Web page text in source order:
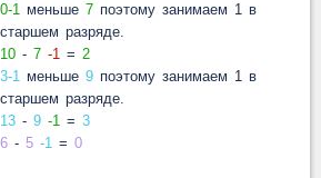
0-1 меньше 7 поэтому занимаем 1 в
старшем разряде.
10 - 7 -1 = 2
3-1 меньше 9 поэтому занимаем 1 в
старшем разряде.
13 - 9 -1 = 3
6 - 5 -1 = 0